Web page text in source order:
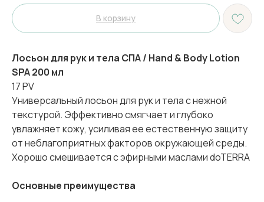
В корзину
Лосьон для рук и тела СПА / Hand & Body Lotion
SPA 200 мл
17 PV
Универсальный лосьон для рук и тела с нежной
текстурой. Эффективно смягчает и глубоко
увлажняет кожу, усиливая ее естественную защиту
от неблагоприятных факторов окружающей среды.
Хорошо смешивается с эфирными маслами doTERRA
Основные преимущества